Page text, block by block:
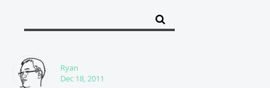
Ryan
Dec 18, 2011